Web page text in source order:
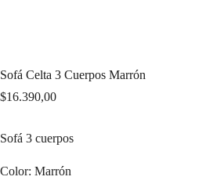
Sofá Celta 3 Cuerpos Marrón
$16.390,00
Sofá 3 cuerpos
Color: Marrón